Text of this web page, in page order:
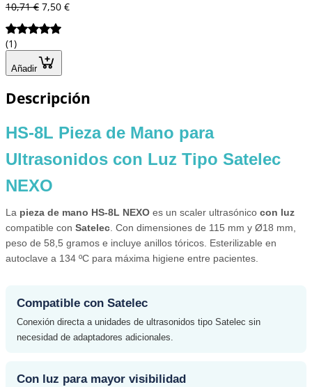
10,71 € 7,50 €
(1)
Añadir
Descripción
HS-8L Pieza de Mano para
Ultrasonidos con Luz Tipo Satelec
NEXO
La pieza de mano HS-8L NEXO es un scaler ultrasónico con luz
compatible con Satelec. Con dimensiones de 115 mm y Ø18 mm,
peso de 58,5 gramos e incluye anillos tóricos. Esterilizable en
autoclave a 134 ºC para máxima higiene entre pacientes.
Compatible con Satelec
Conexión directa a unidades de ultrasonidos tipo Satelec sin
necesidad de adaptadores adicionales.
Con luz para mayor visibilidad